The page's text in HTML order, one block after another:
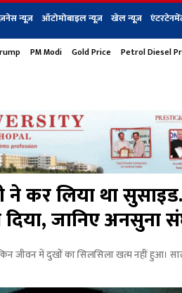
न्यूज़ ऑटोमोबाइल न्यूज़ खेल न्यूज़
PM Modi Gold Price Petrol Diesel
ने कर लिया था
जानिए अनसुना
जीवन में दुखों का सिलसिला खत्म नहीं हुआ।